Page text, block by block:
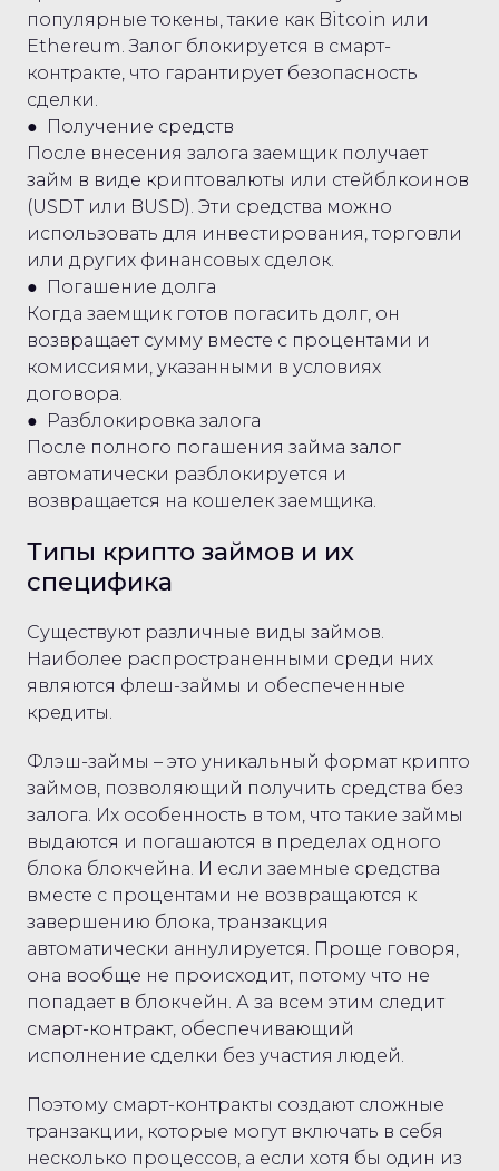
популярные токены, такие как Bitcoin или
Ethereum. Залог блокируется в смарт-
контракте, что гарантирует безопасность
сделки.
● Получение средств
После внесения залога заемщик получает
займ в виде криптовалюты или стейблкоинов
(USDT или BUSD). Эти средства можно
использовать для инвестирования, торговли
или других финансовых сделок.
● Погашение долга
Когда заемщик готов погасить долг, он
возвращает сумму вместе с процентами и
комиссиями, указанными в условиях
договора.
● Разблокировка залога
После полного погашения займа залог
автоматически разблокируется и
возвращается на кошелек заемщика.
Типы крипто займов и их
специфика
Существуют различные виды займов.
Наиболее распространенными среди них
являются флеш-займы и обеспеченные
кредиты.
Флэш-займы – это уникальный формат крипто
займов, позволяющий получить средства без
залога. Их особенность в том, что такие займы
выдаются и погашаются в пределах одного
блока блокчейна. И если заемные средства
вместе с процентами не возвращаются к
завершению блока, транзакция
автоматически аннулируется. Проще говоря,
она вообще не происходит, потому что не
попадает в блокчейн. А за всем этим следит
смарт-контракт, обеспечивающий
исполнение сделки без участия людей.
Поэтому смарт-контракты создают сложные
транзакции, которые могут включать в себя
несколько процессов, а если хотя бы один из